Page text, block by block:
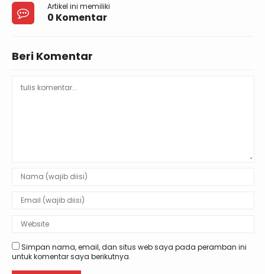
Artikel ini memiliki
0 Komentar
Beri Komentar
Simpan nama, email, dan situs web saya pada peramban ini
untuk komentar saya berikutnya.